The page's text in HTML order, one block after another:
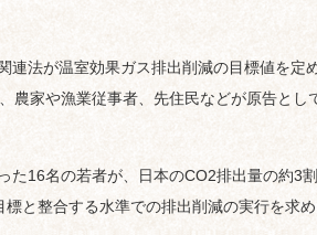
連法が温室効果ガス排出削減の目標値を定
農家や漁業従事者、先住民などが原告とし
た16名の若者が、日本のCO2排出量の約3
と整合する水準での排出削減の実行を求